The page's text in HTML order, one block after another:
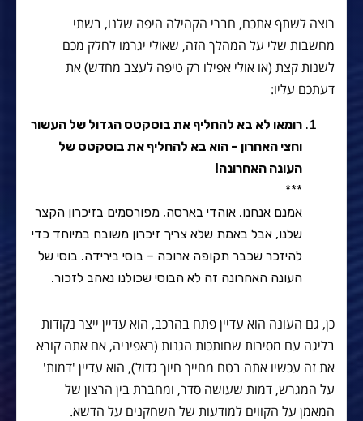
רוצה לשתף אתכם, חברי הקהילה היפה שלנו, בשתי
מחשבות שלי על המהלך הזה, שאולי יגרמו לחלק מכם
לשנות קצת (או אולי אפילו רק טיפה לעצב מחדש) את
דעתכם עליו:
רומאו לא בא להחליף את בוסקטס הגדול של העשור
וחצי האחרון – הוא בא להחליף את בוסקטס של
העונה האחרונה!
***
אמנם אנחנו, אוהדי בארסה, מפורסמים בזיכרון הקצר
שלנו, אבל באמת שלא צריך זיכרון משובח במיוחד כדי
להיזכר שכבר תקופה ארוכה – בוסי בירידה. בוסי של
העונה האחרונה זה לא הבוסי שכולנו נאהב לזכור.
כן, גם העונה הוא עדיין פתח בהרכב, הוא עדיין ייצר נקודות
בליגה עם מסירות שחותכות הגנות (ראפיניה, אם אתה קורא
את זה עכשיו אתה בטח מחייך חיוך גדול), הוא עדיין 'דמות'
על המגרש, דמות שעושה סדר, ומחברת בין הרצון של
המאמן על הקווים למודעות של השחקנים על הדשא.